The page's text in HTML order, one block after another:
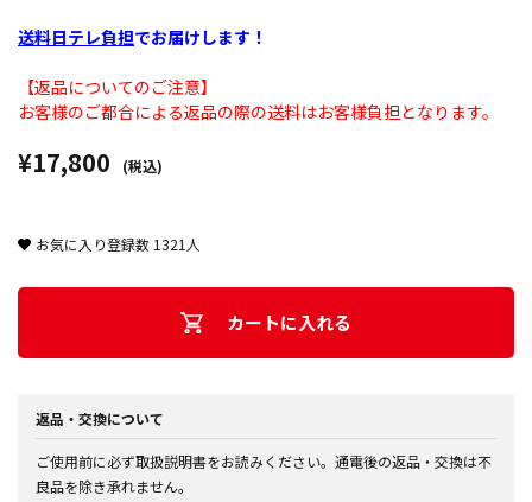
送料日テレ負担でお届けします！
【返品についてのご注意】
お客様のご都合による返品の際の送料はお客様負担となります。
¥17,800 (税込)
お気に入り登録数 1321 人
カートに入れる
返品・交換について
ご使用前に必ず取扱説明書をお読みください。通電後の返品・交換は不
良品を除き承れません。